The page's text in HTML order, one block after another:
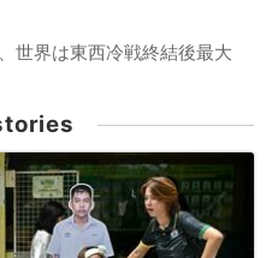
世界は東西冷戦終結後最大